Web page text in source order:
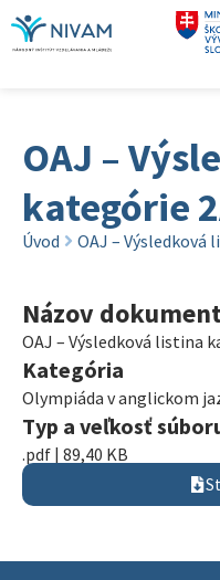
OAJ –
kategórie
Úvod OAJ – Výsledková
Názov
OAJ – Výsledková listina
Kategória
Olympiáda v anglickom
Typ a veľkosť
.pdf | 89,40 KB